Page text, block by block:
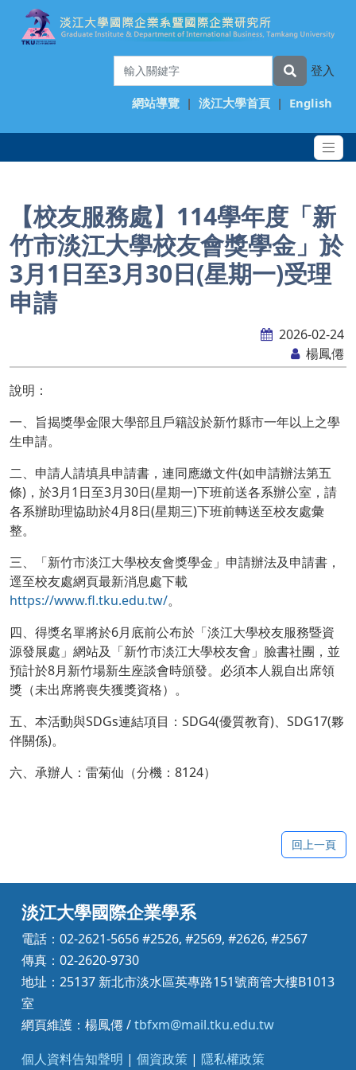
登入
網站導覽 | 淡江大學首頁 | English
【校友服務處】114學年度「新
竹市淡江大學校友會獎學金」於
3月1日至3月30日(星期一)受理
申請
2026-02-24
楊鳳僊
說明：
一、旨揭獎學金限大學部且戶籍設於新竹縣市一年以上之學
生申請。
二、申請人請填具申請書，連同應繳文件(如申請辦法第五
條)，於3月1日至3月30日(星期一)下班前送各系辦公室，請
各系辦助理協助於4月8日(星期三)下班前轉送至校友處彙
整。
三、「新竹市淡江大學校友會獎學金」申請辦法及申請書，
逕至校友處網頁最新消息處下載
https://www.fl.tku.edu.tw/。
四、得獎名單將於6月底前公布於「淡江大學校友服務暨資
源發展處」網站及「新竹市淡江大學校友會」臉書社團，並
預計於8月新竹場新生座談會時頒發。必須本人親自出席領
獎（未出席將喪失獲獎資格）。
五、本活動與SDGs連結項目：SDG4(優質教育)、SDG17(夥
伴關係)。
六、承辦人：雷菊仙（分機：8124）
回上一頁
淡江大學國際企業學系
電話：02-2621-5656 #2526, #2569, #2626, #2567
傳真：02-2620-9730
地址：25137 新北市淡水區英專路151號商管大樓B1013
室
網頁維護：楊鳳僊 /tbfxm@mail.tku.edu.tw
個人資料告知聲明 | 個資政策 | 隱私權政策